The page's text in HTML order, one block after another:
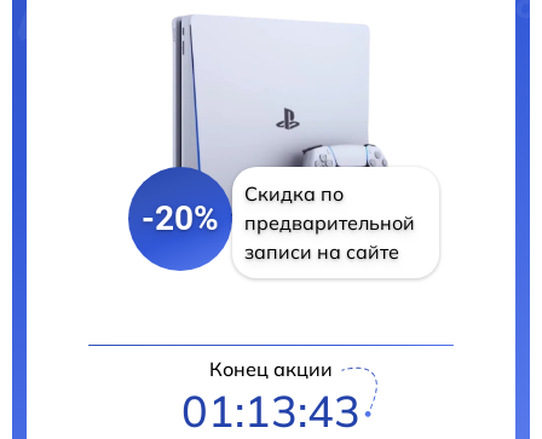
-20%
Скидка по
предварительной
записи на сайте
Конец акции
01:13:42